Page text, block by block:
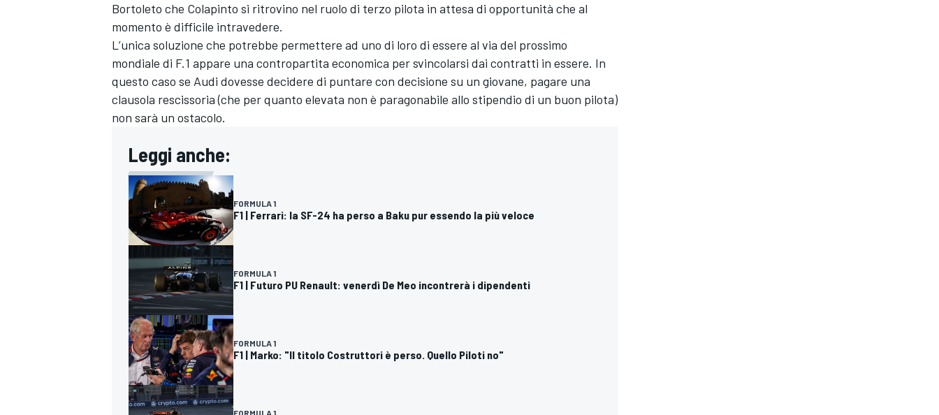
RALLY
Bortoleto che Colapinto si ritrovino nel ruolo di terzo pilota in attesa di opportunità che al
momento è difficile intravedere.
L’unica soluzione che potrebbe permettere ad uno di loro di essere al via del prossimo
mondiale di F.1 appare una contropartita economica per svincolarsi dai contratti in essere. In
questo caso se Audi dovesse decidere di puntare con decisione su un giovane, pagare una
clausola rescissoria (che per quanto elevata non è paragonabile allo stipendio di un buon pilota)
non sarà un ostacolo.
Leggi anche:
FORMULA 1
F1 | Ferrari: la SF-24 ha perso a Baku pur essendo la più veloce
FORMULA 1
F1 | Futuro PU Renault: venerdì De Meo incontrerà i dipendenti
FORMULA 1
F1 | Marko: "Il titolo Costruttori è perso. Quello Piloti no"
FORMULA 1